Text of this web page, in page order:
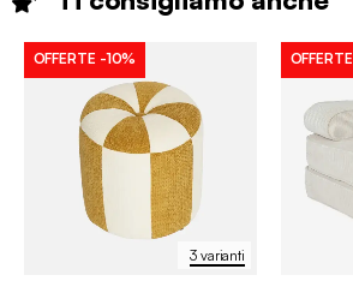
3 varianti
OFFERTE -10% OFFERTE